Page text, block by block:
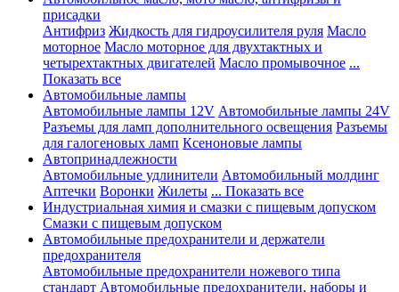
присадки
Антифриз Жидкость для гидроусилителя руля Масло
моторное Масло моторное для двухтактных и
четырехтактных двигателей Масло промывочное ...
Показать все
Автомобильные лампы
Автомобильные лампы 12V Автомобильные лампы 24V
Разъемы для ламп дополнительного освещения Разъемы
для галогеновых ламп Ксеноновые лампы
Автопринадлежности
Автомобильные удлинители Автомобильный молдинг
Аптечки Воронки Жилеты ... Показать все
Индустриальная химия и смазки с пищевым допуском
Смазки с пищевым допуском
Автомобильные предохранители и держатели
предохранителя
Автомобильные предохранители ножевого типа
стандарт Автомобильные предохранители, наборы и